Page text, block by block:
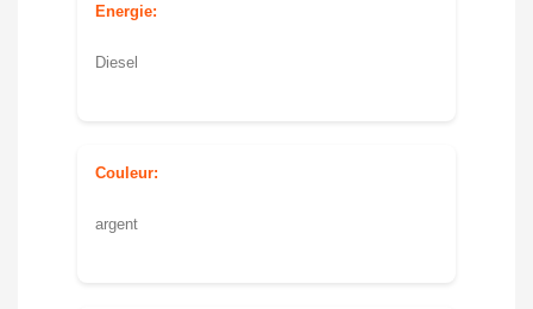
Energie:
Diesel
Couleur:
argent